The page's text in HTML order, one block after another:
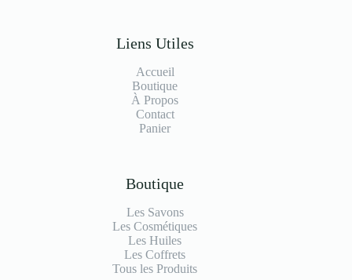
Liens Utiles
Accueil
Boutique
À Propos
Contact
Panier
Boutique
Les Savons
Les Cosmétiques
Les Huiles
Les Coffrets
Tous les Produits